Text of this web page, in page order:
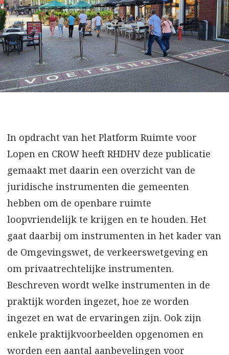
In opdracht van het Platform Ruimte voor
Lopen en CROW heeft RHDHV deze publicatie
gemaakt met daarin een overzicht van de
juridische instrumenten die gemeenten
hebben om de openbare ruimte
loopvriendelijk te krijgen en te houden. Het
gaat daarbij om instrumenten in het kader van
de Omgevingswet, de verkeerswetgeving en
om privaatrechtelijke instrumenten.
Beschreven wordt welke instrumenten in de
praktijk worden ingezet, hoe ze worden
ingezet en wat de ervaringen zijn. Ook zijn
enkele praktijkvoorbeelden opgenomen en
worden een aantal aanbevelingen voor